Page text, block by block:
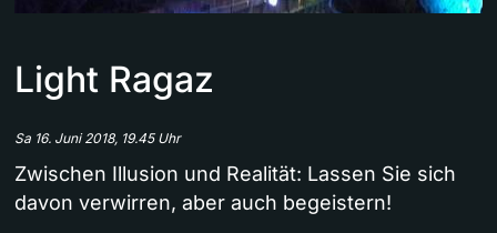
Light Ragaz
Sa 16. Juni 2018, 19.45 Uhr
Zwischen Illusion und Realität: Lassen Sie sich
davon verwirren, aber auch begeistern!